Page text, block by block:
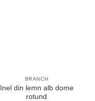
BRANCH
Inel din lemn alb dome
rotund